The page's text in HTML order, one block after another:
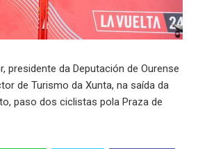
presidente da Deputación de Ourense
de Turismo da Xunta, na saída da
paso dos ciclistas pola Praza de